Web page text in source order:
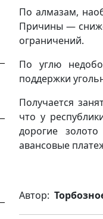
По алмазам,
Причины —
ограничений.
По углю
поддержки
Получается
что у
дорогие
авансовые
Автор: